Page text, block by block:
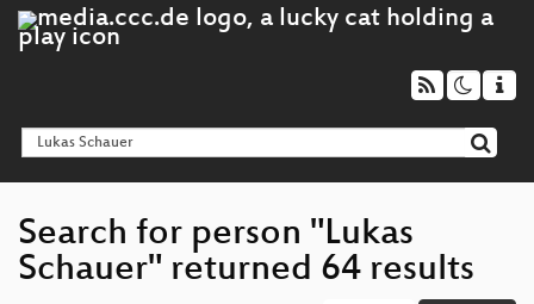
Search for person "Lukas
Schauer" returned 64 results